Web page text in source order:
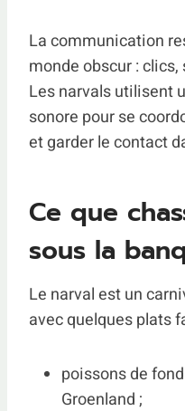
La communication
monde obscur :
Les narvals utilisent
sonore pour se
et garder le contact
Ce que
sous la
Le narval est un
avec quelques plats
poissons de
Groenland ;